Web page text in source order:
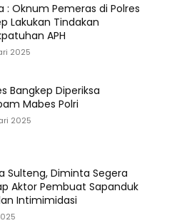
: Oknum Pemeras di Polres
Lakukan Tindakan
APH
2025
Bangkep Diperiksa
Mabes Polri
2025
Sulteng, Diminta Segera
Aktor Pembuat Sapanduk
Intimimidasi